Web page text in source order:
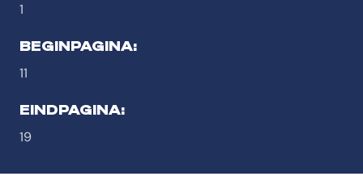
1
BEGINPAGINA:
11
EINDPAGINA:
19